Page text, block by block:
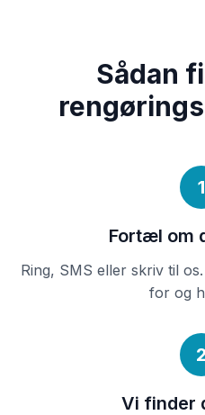
Sådan
1
Fortæl om
Ring, SMS eller skriv til
for og
2
Vi finder